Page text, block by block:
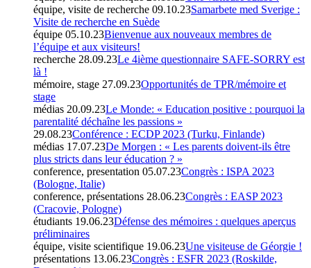
équipe, visite de recherche 09.10.23Samarbete med Sverige :
Visite de recherche en Suède
équipe 05.10.23Bienvenue aux nouveaux membres de
l’équipe et aux visiteurs!
recherche 28.09.23Le 4ième questionnaire SAFE-SORRY est
là !
mémoire, stage 27.09.23Opportunités de TPR/mémoire et
stage
médias 20.09.23Le Monde: « Education positive : pourquoi la
parentalité déchaîne les passions »
29.08.23Conférence : ECDP 2023 (Turku, Finlande)
médias 17.07.23De Morgen : « Les parents doivent-ils être
plus stricts dans leur éducation ? »
conference, presentation 05.07.23Congrès : ISPA 2023
(Bologne, Italie)
conference, présentations 28.06.23Congrès : EASP 2023
(Cracovie, Pologne)
étudiants 19.06.23Défense des mémoires : quelques aperçus
préliminaires
équipe, visite scientifique 19.06.23Une visiteuse de Géorgie !
présentations 13.06.23Congrès : ESFR 2023 (Roskilde,